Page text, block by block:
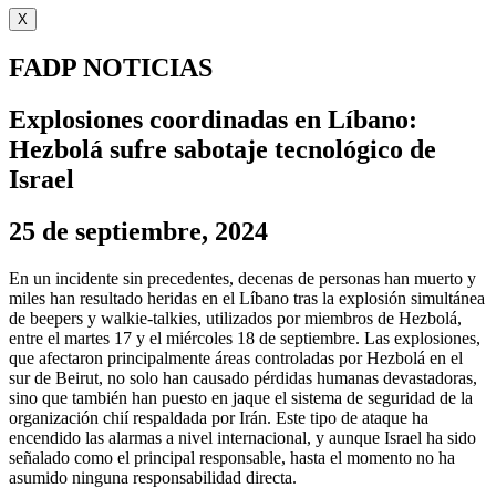
X
FADP NOTICIAS
Explosiones coordinadas en Líbano:
Hezbolá sufre sabotaje tecnológico de
Israel
25 de septiembre, 2024
En un incidente sin precedentes, decenas de personas han muerto y
miles han resultado heridas en el Líbano tras la explosión simultánea
de beepers y walkie-talkies, utilizados por miembros de Hezbolá,
entre el martes 17 y el miércoles 18 de septiembre. Las explosiones,
que afectaron principalmente áreas controladas por Hezbolá en el
sur de Beirut, no solo han causado pérdidas humanas devastadoras,
sino que también han puesto en jaque el sistema de seguridad de la
organización chií respaldada por Irán. Este tipo de ataque ha
encendido las alarmas a nivel internacional, y aunque Israel ha sido
señalado como el principal responsable, hasta el momento no ha
asumido ninguna responsabilidad directa.